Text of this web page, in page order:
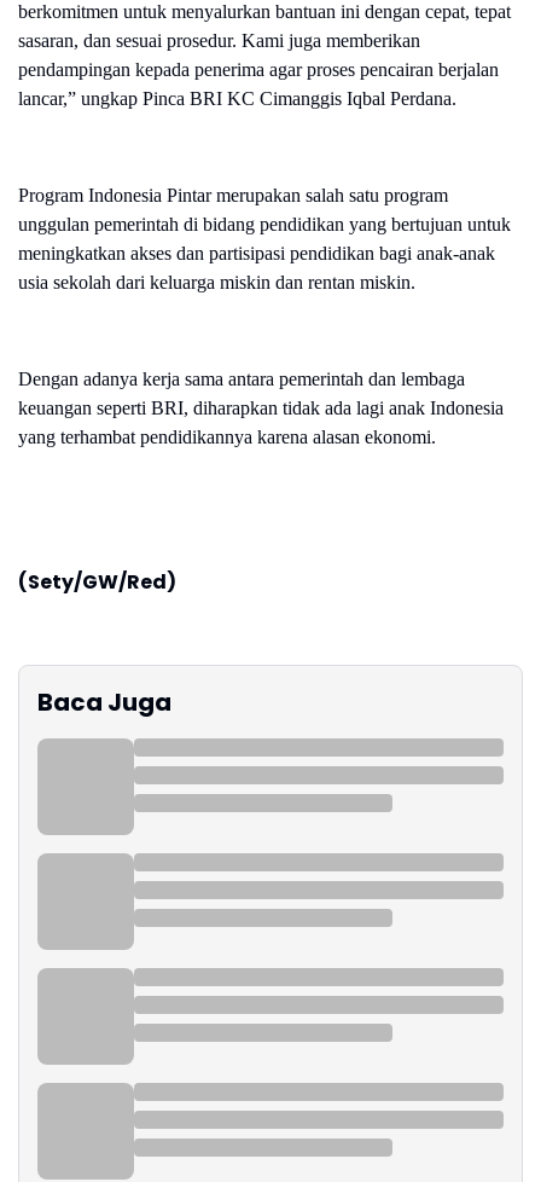
berkomitmen untuk menyalurkan bantuan ini dengan cepat, tepat
sasaran, dan sesuai prosedur. Kami juga memberikan
pendampingan kepada penerima agar proses pencairan berjalan
lancar,” ungkap Pinca BRI KC Cimanggis Iqbal Perdana.
Program Indonesia Pintar merupakan salah satu program
unggulan pemerintah di bidang pendidikan yang bertujuan untuk
meningkatkan akses dan partisipasi pendidikan bagi anak-anak
usia sekolah dari keluarga miskin dan rentan miskin.
Dengan adanya kerja sama antara pemerintah dan lembaga
keuangan seperti BRI, diharapkan tidak ada lagi anak Indonesia
yang terhambat pendidikannya karena alasan ekonomi.
(Sety/GW/Red)
Baca Juga